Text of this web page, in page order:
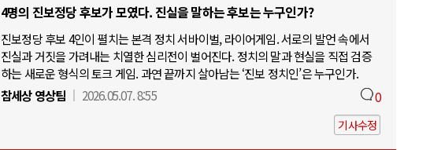
4명의 진보정당 후보가 모였다. 진실을 말하는 후보는 누구인가?
진보정당 후보 4인이 펼치는 본격 정치 서바이벌, 라이어게임. 서로의 발언 속에서
진실과 거짓을 가려내는 치열한 심리전이 벌어진다. 정치의 말과 현실을 직접 검증
하는 새로운 형식의 토크 게임. 과연 끝까지 살아남는 ‘진보 정치인’은 누구인가.
참세상 영상팀
2026.05.07. 8:55 0
기사수정